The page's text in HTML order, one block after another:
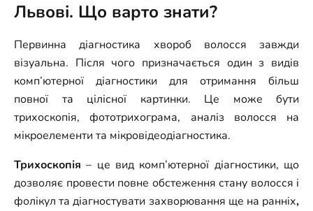
Львові. Що варто знати?
Первинна діагностика хвороб волосся завжди
візуальна. Після чого призначається один з видів
комп’ютерної діагностики для отримання більш
повної та цілісної картинки. Це може бути
трихоскопія, фототрихограма, аналіз волосся на
мікроелементи та мікровідеодіагностика.
Трихоскопія – це вид комп’ютерної діагностики, що
дозволяє провести повне обстеження стану волосся і
фолікул та діагностувати захворювання ще на ранніх,